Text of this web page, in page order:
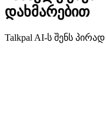
დახმარებით
Talkpal AI-ს შენს